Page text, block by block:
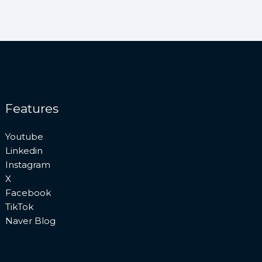
Features
Youtube
Linkedin
Instagram
X
Facebook
TikTok
Naver Blog